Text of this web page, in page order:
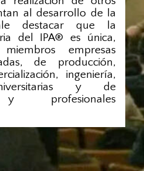
al desarrollo de la
destacar que la
del IPA® es única,
empresas
de producción,
ingeniería,
y de
y profesionales